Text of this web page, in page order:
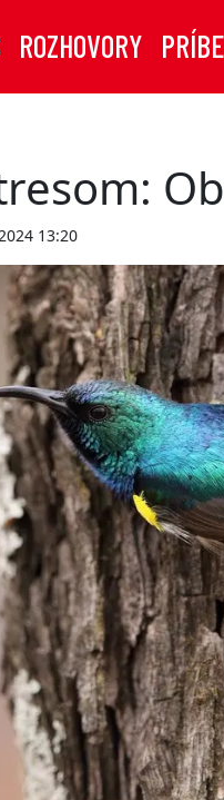
ROZHOVORY
13:20